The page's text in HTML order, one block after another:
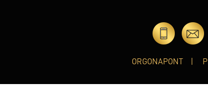
ORGONAPONT